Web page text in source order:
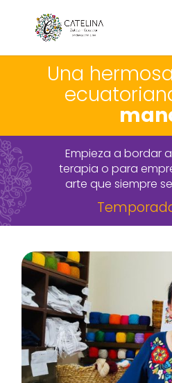
Una
Empieza a bordar
terapia o para
arte que siempre